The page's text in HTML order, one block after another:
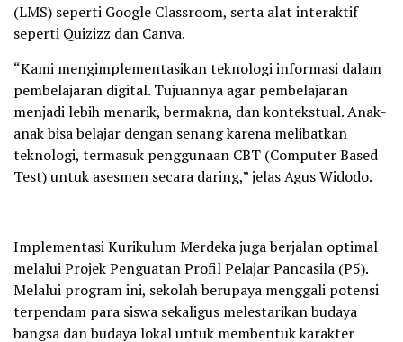
(LMS) seperti Google Classroom, serta alat interaktif
seperti Quizizz dan Canva.
“Kami mengimplementasikan teknologi informasi dalam
pembelajaran digital. Tujuannya agar pembelajaran
menjadi lebih menarik, bermakna, dan kontekstual. Anak-
anak bisa belajar dengan senang karena melibatkan
teknologi, termasuk penggunaan CBT (Computer Based
Test) untuk asesmen secara daring,” jelas Agus Widodo.
Implementasi Kurikulum Merdeka juga berjalan optimal
melalui Projek Penguatan Profil Pelajar Pancasila (P5).
Melalui program ini, sekolah berupaya menggali potensi
terpendam para siswa sekaligus melestarikan budaya
bangsa dan budaya lokal untuk membentuk karakter